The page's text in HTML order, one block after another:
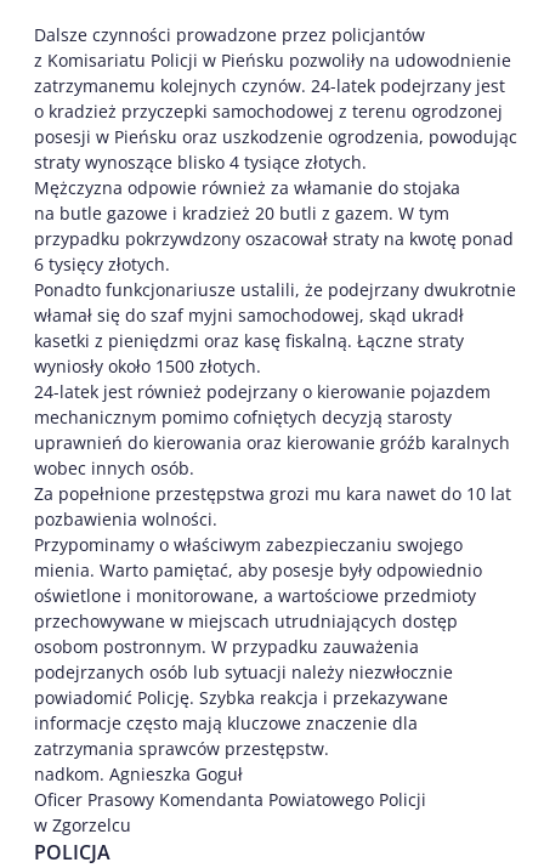
Dalsze czynności prowadzone przez policjantów
z Komisariatu Policji w Pieńsku pozwoliły na udowodnienie
zatrzymanemu kolejnych czynów. 24-latek podejrzany jest
o kradzież przyczepki samochodowej z terenu ogrodzonej
posesji w Pieńsku oraz uszkodzenie ogrodzenia, powodując
straty wynoszące blisko 4 tysiące złotych.
Mężczyzna odpowie również za włamanie do stojaka
na butle gazowe i kradzież 20 butli z gazem. W tym
przypadku pokrzywdzony oszacował straty na kwotę ponad
6 tysięcy złotych.
Ponadto funkcjonariusze ustalili, że podejrzany dwukrotnie
włamał się do szaf myjni samochodowej, skąd ukradł
kasetki z pieniędzmi oraz kasę fiskalną. Łączne straty
wyniosły około 1500 złotych.
24-latek jest również podejrzany o kierowanie pojazdem
mechanicznym pomimo cofniętych decyzją starosty
uprawnień do kierowania oraz kierowanie gróźb karalnych
wobec innych osób.
Za popełnione przestępstwa grozi mu kara nawet do 10 lat
pozbawienia wolności.
Przypominamy o właściwym zabezpieczaniu swojego
mienia. Warto pamiętać, aby posesje były odpowiednio
oświetlone i monitorowane, a wartościowe przedmioty
przechowywane w miejscach utrudniających dostęp
osobom postronnym. W przypadku zauważenia
podejrzanych osób lub sytuacji należy niezwłocznie
powiadomić Policję. Szybka reakcja i przekazywane
informacje często mają kluczowe znaczenie dla
zatrzymania sprawców przestępstw.
nadkom. Agnieszka Goguł
Oficer Prasowy Komendanta Powiatowego Policji
w Zgorzelcu
POLICJA